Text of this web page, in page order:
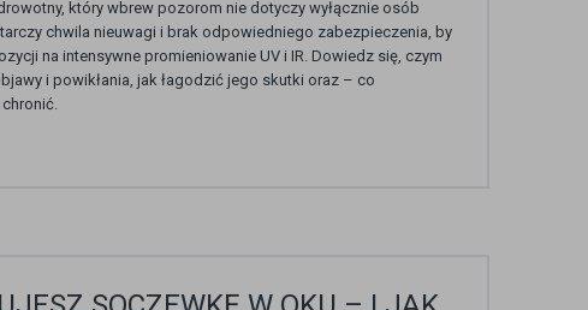
który wbrew pozorom nie dotyczy wyłącznie osób
chwila nieuwagi i brak odpowiedniego zabezpieczenia, by
na intensywne promieniowanie UV i IR. Dowiedz się, czym
i powikłania, jak łagodzić jego skutki oraz – co